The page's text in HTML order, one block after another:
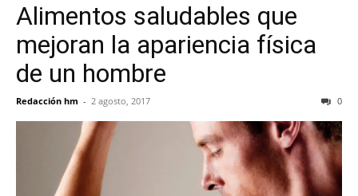
Alimentos saludables que
mejoran la apariencia física
de un hombre
Redacción hm - 2 agosto, 2017 0